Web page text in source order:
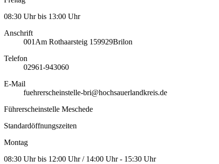
08:30 Uhr bis 13:00 Uhr
Anschrift
001 Am Rothaarsteig 1 59929Brilon
Telefon
02961-943060
E-Mail
fuehrerscheinstelle-bri@hochsauerlandkreis.de
Führerscheinstelle Meschede
Standardöffnungszeiten
Montag
08:30 Uhr bis 12:00 Uhr / 14:00 Uhr - 15:30 Uhr